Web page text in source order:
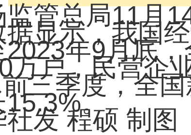
总局11月14
显示，我国
年9月底
万户，民营企
三季度，全
15.3%。
程硕 制图